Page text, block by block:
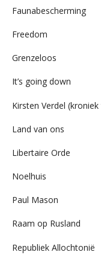
Faunabescherming
Freedom
Grenzeloos
It’s going down
Kirsten Verdel
Land van ons
Libertaire Orde
Noelhuis
Paul Mason
Raam op Rusland
Republiek Allochtonië